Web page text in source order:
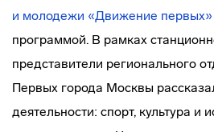
и молодежи «Движение первых»
программой. В рамках
представители регионального
Первых города Москвы
деятельности: спорт, культура и